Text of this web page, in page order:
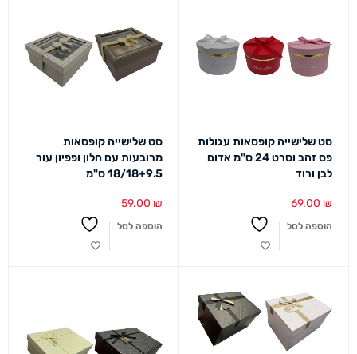
סט שלישייה קופסאות עגולות
פס זהב וסרט 24 ס"מ אדום
לבן ורוד
69.00 ₪
הוספה לסל
סט שלישייה קופסאות
מרובעות עם חלון ופפיון עור
18/18+9.5 ס"מ
59.00 ₪
הוספה לסל